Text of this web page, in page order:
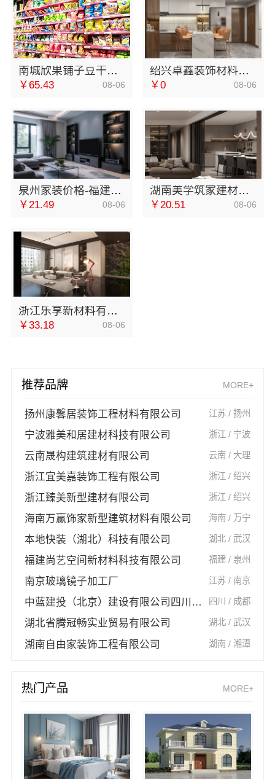
南城欣果铺子豆干香卤全国包邮货到付款
￥65.43 08-06
绍兴卓鑫装饰材料有限公司个性化家装定制环保优质材料
￥0 08-06
泉州家装价格-福建尚艺空间新材料科技有限公司
￥21.49 08-06
湖南美学筑家建材局部改造，闭口合同拒绝增项
￥20.51 08-06
浙江乐享新材料有限公司-浙江本地家装定制设计大概报价
￥33.18 08-06
推荐品牌 MORE+
扬州康馨居装饰工程材料有限公司 江苏 / 扬州
宁波雅美和居建材科技有限公司 浙江 / 宁波
云南晟构建筑建材有限公司 云南 / 大理
浙江宜美嘉装饰工程有限公司 浙江 / 绍兴
浙江臻美新型建材有限公司 浙江 / 绍兴
海南万赢饰家新型建筑材料有限公司 海南 / 万宁
本地快装（湖北）科技有限公司 湖北 / 武汉
福建尚艺空间新材料科技有限公司 福建 / 泉州
南京玻璃镜子加工厂 江苏 / 南京
中蓝建投（北京）建设有限公司四川第一分公司 四川 / 成都
湖北省腾冠畅实业贸易有限公司 湖北 / 武汉
湖南自由家装饰工程有限公司 湖南 / 湘潭
热门产品 MORE+